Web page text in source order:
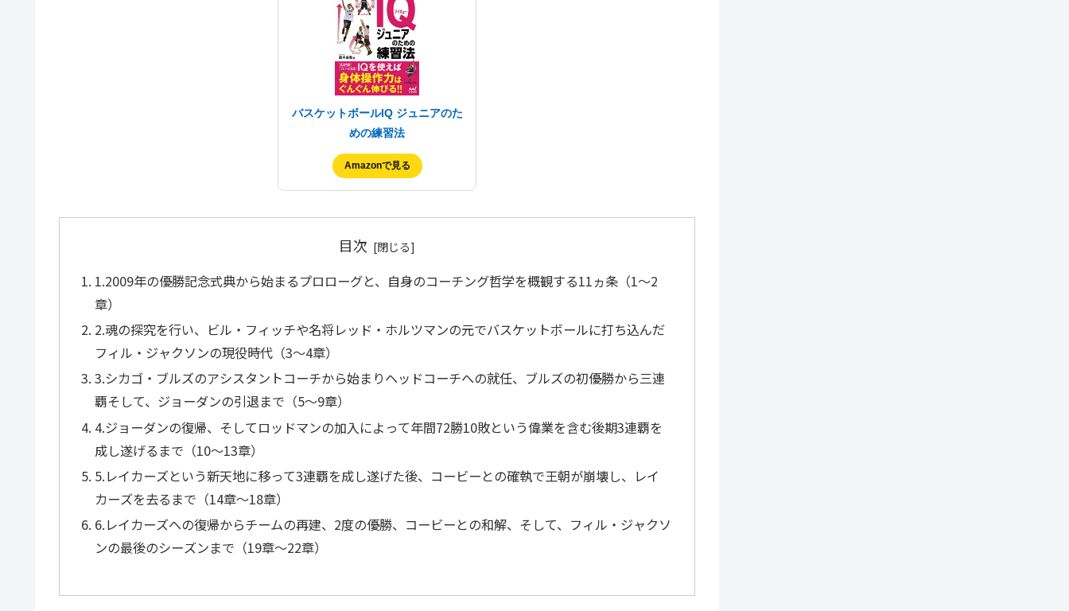
バスケットボールIQ ジュニアのた
めの練習法
Amazonで見る
目次
1.2009年の優勝記念式典から始まるプロローグと、自身のコーチング哲学を概観する11ヵ条（1～2
章）
2.魂の探究を行い、ビル・フィッチや名将レッド・ホルツマンの元でバスケットボールに打ち込んだ
フィル・ジャクソンの現役時代（3～4章）
3.シカゴ・ブルズのアシスタントコーチから始まりヘッドコーチへの就任、ブルズの初優勝から三連
覇そして、ジョーダンの引退まで（5～9章）
4.ジョーダンの復帰、そしてロッドマンの加入によって年間72勝10敗という偉業を含む後期3連覇を
成し遂げるまで（10～13章）
5.レイカーズという新天地に移って3連覇を成し遂げた後、コービーとの確執で王朝が崩壊し、レイ
カーズを去るまで（14章～18章）
6.レイカーズへの復帰からチームの再建、2度の優勝、コービーとの和解、そして、フィル・ジャクソ
ンの最後のシーズンまで（19章～22章）